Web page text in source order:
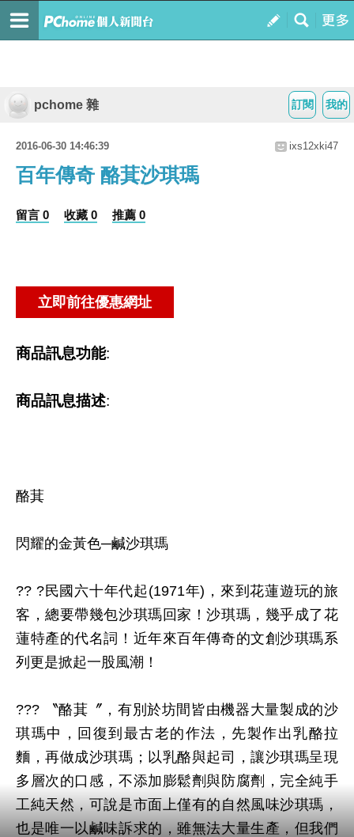
我的
訂閱
pchome 雜
2016-06-30 14:46:39 ixs12xki47
百年傳奇 酪萁沙琪瑪
留言 0 收藏 0 推薦 0
商品訊息功能:
商品訊息描述:
酪萁
閃耀的金黃色─鹹沙琪瑪
?? ?民國六十年代起(1971年)，來到花蓮遊玩的旅
客，總要帶幾包沙琪瑪回家！沙琪瑪，幾乎成了花
蓮特產的代名詞！近年來百年傳奇的文創沙琪瑪系
列更是掀起一股風潮！
??? 〝酪萁〞，有別於坊間皆由機器大量製成的沙
琪瑪中，回復到最古老的作法，先製作出乳酪拉
麵，再做成沙琪瑪；以乳酪與起司，讓沙琪瑪呈現
多層次的口感，不添加膨鬆劑與防腐劑，完全純手
工純天然，可說是市面上僅有的自然風味沙琪瑪，
也是唯一以鹹味訴求的，雖無法大量生產，但我們